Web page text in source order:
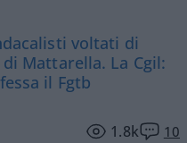
voltati di
Mattarella. La Cgil:
il Fgtb
1.8k 10